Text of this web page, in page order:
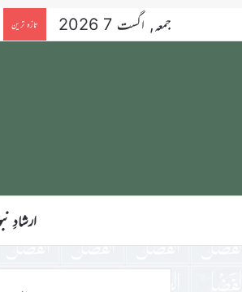
جمعہ, اگست 7 2026 تازہ ترین
ارشادِ